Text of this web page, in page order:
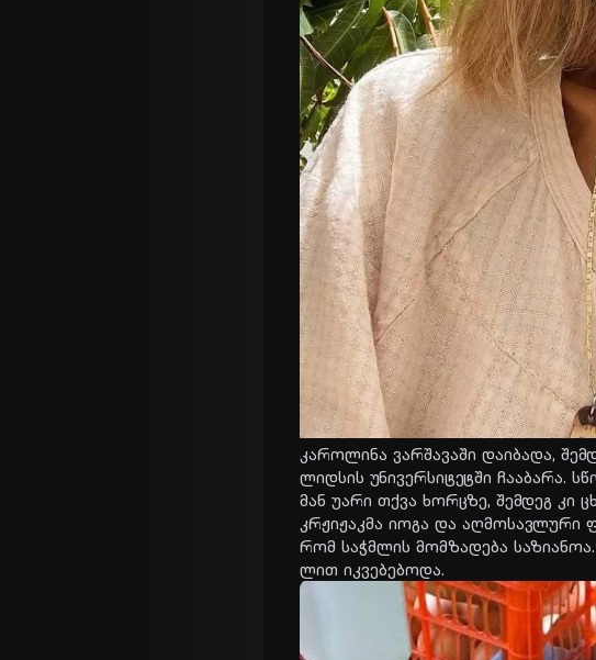
კა­რო­ლი­ნა ვარ­შა­ვა­ში და­ი­ბა­და,
ლიდსის უნი­ვერ­სი­ტეტ­ში ჩა­ა­ბა­რა.
მან უარი თქვა ხორ­ცზე, შემ­დეგ კი
კრჟი­ჟაკ­მა იოგა და აღ­მო­სავ­ლუ­რი
რომ საჭ­მლის მომ­ზა­დე­ბა
ლით იკ­ვე­ბე­ბო­და.